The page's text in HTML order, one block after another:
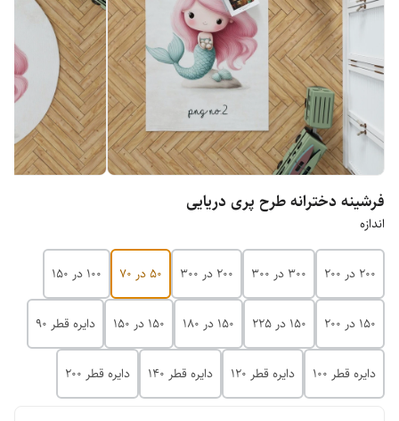
فرشینه دخترانه طرح پری دریایی
اندازه
200 در 200 300 در 300 200 در 300 50 در 70 100 در 150
150 در 200 150 در 225 150 در 180 150 در 150 دایره قطر 90
دایره قطر 100 دایره قطر 120 دایره قطر 140 دایره قطر 200